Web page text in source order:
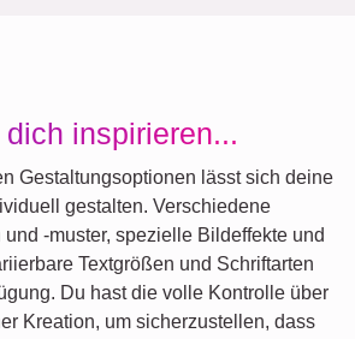
dich inspirieren...
Gestaltungsoptionen lässt sich deine
gestalten. Verschiedene
-muster, spezielle Bildeffekte und
Textgrößen und Schriftarten
Du hast die volle Kontrolle über
Kreation, um sicherzustellen, dass